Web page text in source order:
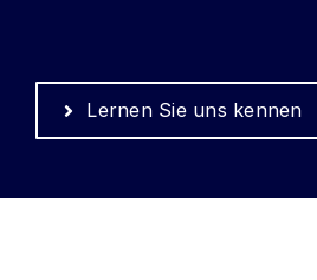
Lernen Sie uns kennen